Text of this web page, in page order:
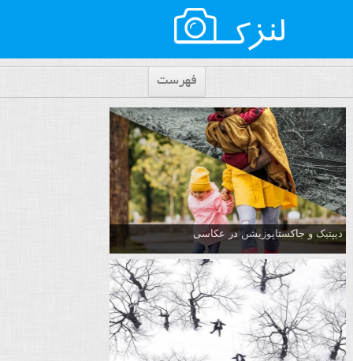
فهرست
دیپتیک و جاکستا‌پوزیشن در عکاسی